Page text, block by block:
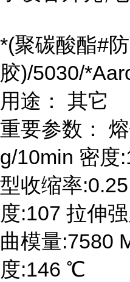
*(聚碳酸酯#
胶)/5030/
用途： 其它
重要参数：
g/10min 密度
型收缩率
度:107 拉伸
曲模量:7580
度:146 ℃